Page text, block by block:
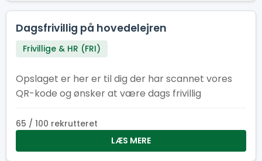
Dagsfrivillig på hovedelejren
Frivillige & HR (FRI)
Opslaget er her er til dig der har scannet vores
QR-kode og ønsker at være dags frivillig
65 / 100 rekrutteret
LÆS MERE